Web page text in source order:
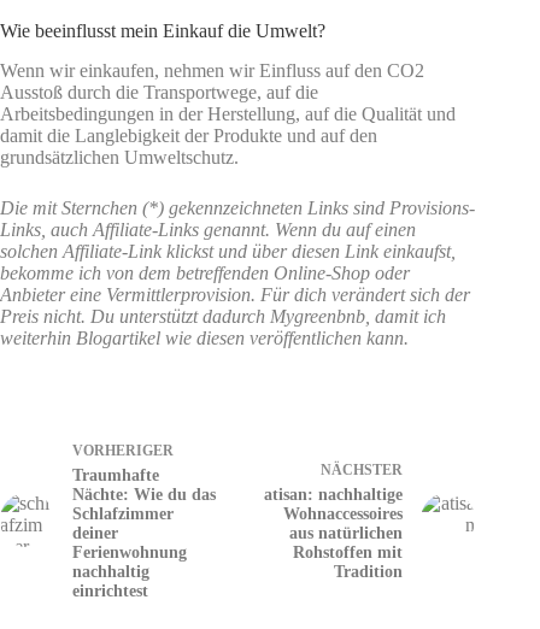
Wie beeinflusst mein Einkauf die Umwelt?
Wenn wir einkaufen, nehmen wir Einfluss auf den CO2
Ausstoß durch die Transportwege, auf die
Arbeitsbedingungen in der Herstellung, auf die Qualität und
damit die Langlebigkeit der Produkte und auf den
grundsätzlichen Umweltschutz.
Die mit Sternchen (*) gekennzeichneten Links sind Provisions-
Links, auch Affiliate-Links genannt. Wenn du auf einen
solchen Affiliate-Link klickst und über diesen Link einkaufst,
bekomme ich von dem betreffenden Online-Shop oder
Anbieter eine Vermittlerprovision. Für dich verändert sich der
Preis nicht. Du unterstützt dadurch Mygreenbnb, damit ich
weiterhin Blogartikel wie diesen veröffentlichen kann.
VORHERIGER
Traumhafte
Nächte: Wie du das
Schlafzimmer
deiner
Ferienwohnung
nachhaltig
einrichtest
NÄCHSTER
atisan: nachhaltige
Wohnaccessoires
aus natürlichen
Rohstoffen mit
Tradition